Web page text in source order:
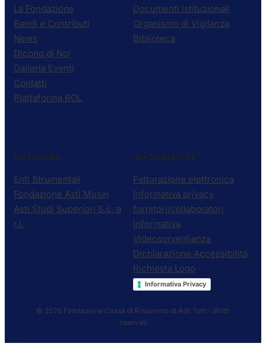
La Fondazione
Bandi e Contributi
News
Dicono di Noi
Galleria Eventi
Contatti
Piattaforma ROL
Documenti Istituzionali
Organismo di Vigilanza
Biblioteca
NETWORK
Enti Strumentali
Fondazione Asti Musei
Asti Studi Superiori S.c. a
r.l.
INFORMATIVE
Fatturazione elettronica
Informativa privacy
fornitori/collaboratori
Informativa
Videosorveglianza
Dichiarazione Accessibilità
Richiesta Logo
Informativa Privacy
© 2026 Fondazione Cassa di Risparmio di Asti Tutti i diritti
riservati